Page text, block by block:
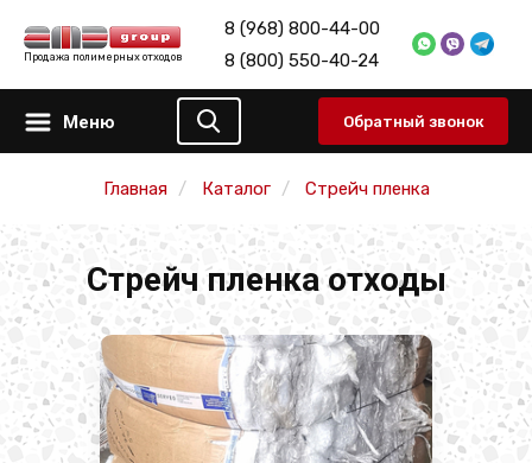
Продажа полимерных отходов
8 (968) 800-44-00
8 (800) 550-40-24
Меню Обратный звонок
Главная Каталог Стрейч пленка
Стрейч пленка отходы